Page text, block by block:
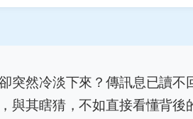
突然冷淡下來？傳訊息已讀不
與其瞎猜，不如直接看懂背後